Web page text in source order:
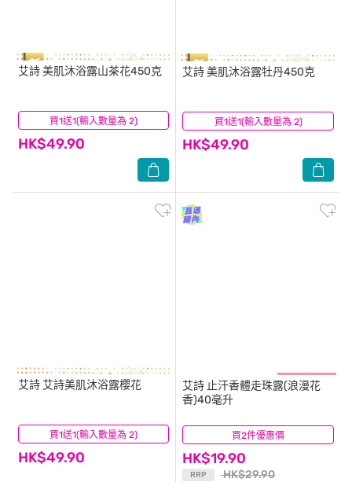
買1送1(輸入數量為 2)
艾詩美肌沐浴露山茶花450克
HK$49.90
(28) 買1送1(輸入數量為 2)
艾詩美肌沐浴露牡丹450克
HK$49.90
(16)
買1送1(輸入數量為 2)
艾詩 艾詩美肌沐浴露櫻花
HK$49.90
(0) 買2件優惠價
艾詩 止汗香體走珠露(浪漫花
香)40毫升
HK$19.90
RRP HK$29.90
(36)